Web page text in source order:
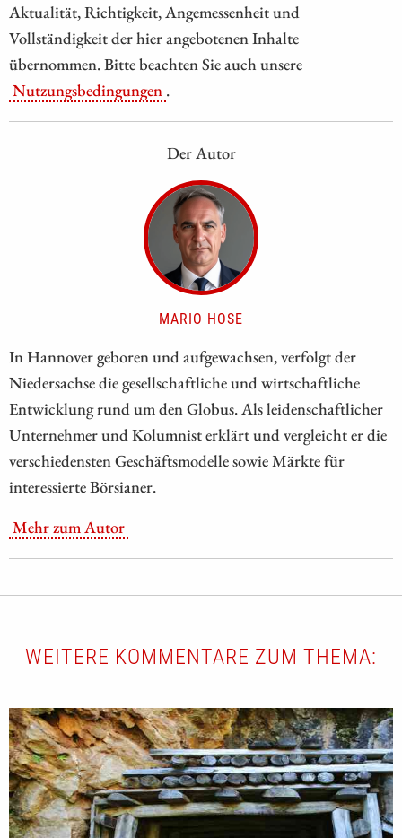
Aktualität, Richtigkeit, Angemessenheit und
Vollständigkeit der hier angebotenen Inhalte
übernommen. Bitte beachten Sie auch unsere
Nutzungsbedingungen .
Der Autor
MARIO HOSE
In Hannover geboren und aufgewachsen, verfolgt der
Niedersachse die gesellschaftliche und wirtschaftliche
Entwicklung rund um den Globus. Als leidenschaftlicher
Unternehmer und Kolumnist erklärt und vergleicht er die
verschiedensten Geschäftsmodelle sowie Märkte für
interessierte Börsianer.
Mehr zum Autor
WEITERE KOMMENTARE ZUM THEMA: